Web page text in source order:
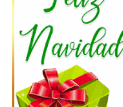
Te deseo una Feliz